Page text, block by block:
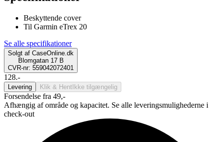
Beskyttende cover
Til Garmin eTrex 20
Se alle specifikationer
Solgt af CaseOnline.dk
Blomgatan 17 B
CVR-nr: 559042072401
128.-
Levering Klik & Hent Ikke tilgængelig
Forsendelse fra 49,-
Afhængig af område og kapacitet. Se alle leveringsmulighederne i
check-out